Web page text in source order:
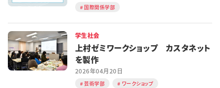
国際関係学部
学生社会
上村ゼミワークショップ カスタネット
を製作
2026年04月20日
芸術学部 ワークショップ